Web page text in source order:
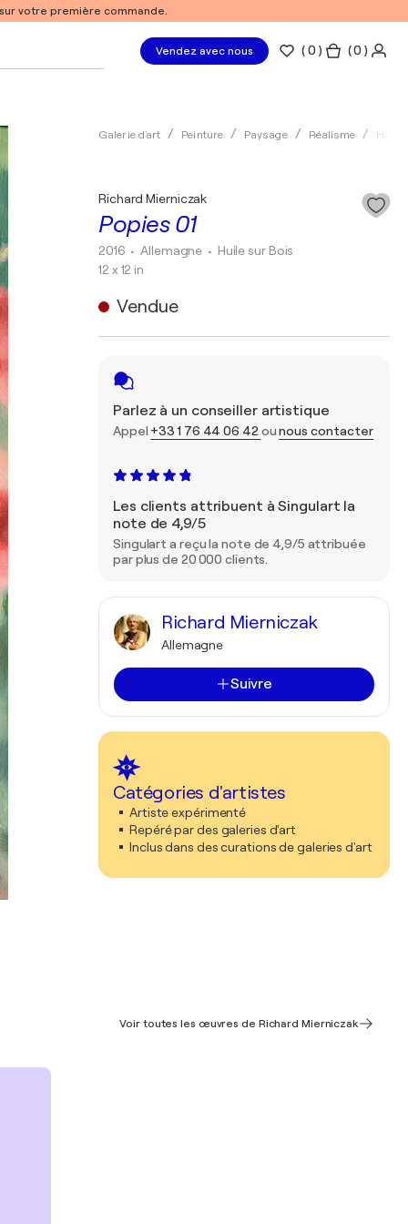
votre première commande.
Vendez avec nous (0 ) ( 0 )
Galerie d'art Peinture Paysage Réalisme Huile
Popies 01
Richard Mierniczak
2016 • Allemagne • Huile sur Bois
12 x 12 in
Vendue
Parlez à un conseiller artistique
Appel +33 1 76 44 06 42 ounous contacter
Les clients attribuent à Singulart la
note de 4,9/5
Singulart a reçu la note de 4,9/5 attribuée
par plus de 20 000 clients.
Richard Mierniczak
Allemagne
Suivre
Catégories d'artistes
Artiste expérimenté
Repéré par des galeries d'art
Inclus dans des curations de galeries d'art
Voir toutes les œuvres de Richard Mierniczak